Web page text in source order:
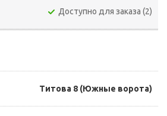
Доступно для заказа (2)
Титова 8 (Южные ворота)